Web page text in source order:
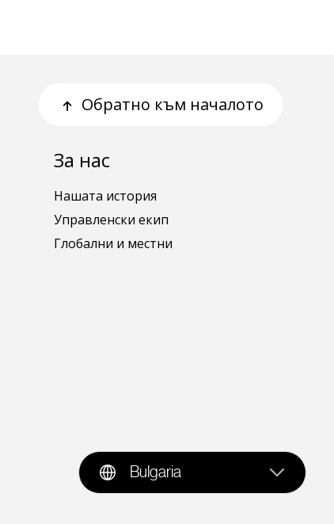
Обратно към началото
За нас
Нашата история
Управленски екип
Глобални и местни
Bulgaria